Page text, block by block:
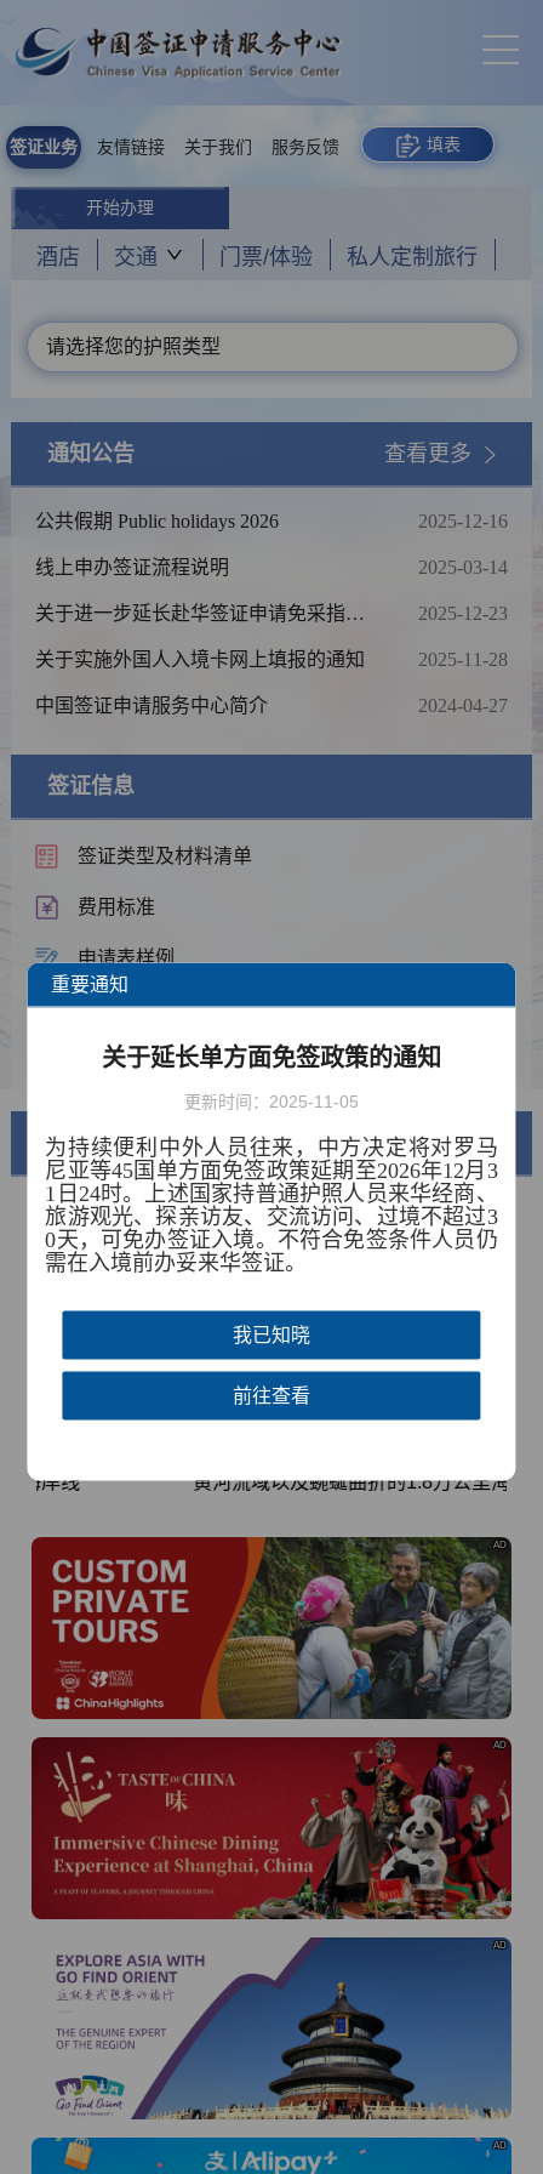
签证业务 友情链接 关于我们 服务反馈 填表
开始办理
酒店 交通 门票/体验 私人定制旅行
请选择您的护照类型
通知公告 查看更多
公共假期 Public holidays 2026 2025-12-16
线上申办签证流程说明 2025-03-14
关于进一步延长赴华签证申请免采指纹
2025-12-23
关于实施外国人入境卡网上填报的通知 2025-11-28
中国签证申请服务中心简介 2024-04-27
签证信息
签证类型及材料清单
费用标准
申请表样例
资料下载
常见问题
美丽中国
黄河流域以及蜿蜒曲折的1.8万公里海岸线
AD
AD
AD
AD
重要通知
关于延长单方面免签政策的通知
更新时间：2025-11-05
为持续便利中外人员往来，中方决定将对罗马
尼亚等45国单方面免签政策延期至2026年12月 3
1 日 24时。上述国家持普通护照人员来华经商、
旅游观光、探亲访友、交流访问、过境不超过3
0天，可免办签证入境。不符合免签条件人员仍
需在入境前办妥来华签证。
我已知晓
前往查看